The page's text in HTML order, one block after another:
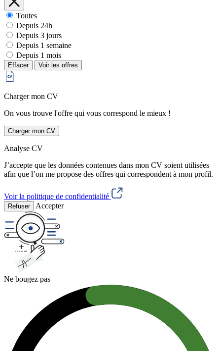
Toutes
Depuis 24h
Depuis 3 jours
Depuis 1 semaine
Depuis 1 mois
Effacer Voir les offres
Charger mon CV
On vous trouve l'offre qui vous correspond le mieux !
Charger mon CV
Analyse CV
J’accepte que les données contenues dans mon CV soient utilisées
afin que l’on me propose des offres qui correspondent à mon profil.
Voir la politique de confidentialité
Refuser Accepter
Ne bougez pas